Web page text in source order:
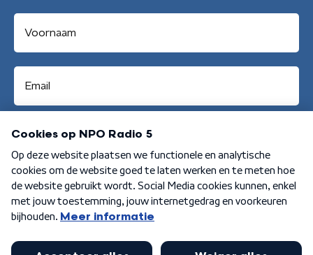
Aanmelden
Algemene voorwaarden Privacybeleid